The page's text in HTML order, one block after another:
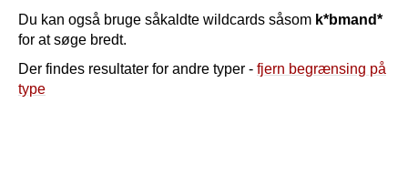
Du kan også bruge såkaldte wildcards såsom k*bmand*
for at søge bredt.
Der findes resultater for andre typer - fjern begrænsing på
type